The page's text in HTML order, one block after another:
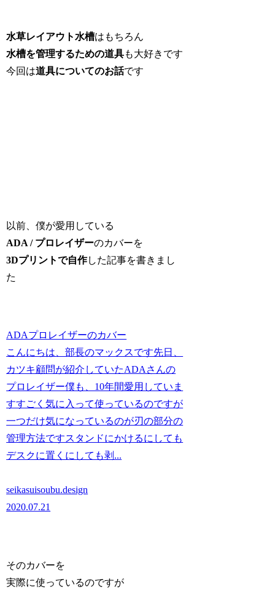
水草レイアウト水槽はもちろん
水槽を管理するための道具も大好きです
今回は道具についてのお話です
以前、僕が愛用している
ADA / プロレイザーのカバーを
3Dプリントで自作した記事を書きまし
た
ADAプロレイザーのカバー
こんにちは、部長のマックスです先日、
カツキ顧問が紹介していたADAさんの
プロレイザー僕も、10年間愛用していま
すすごく気に入って使っているのですが
一つだけ気になっているのが刃の部分の
管理方法ですスタンドにかけるにしても
デスクに置くにしても剥...
seikasuisoubu.design
2020.07.21
そのカバーを
実際に使っているのですが